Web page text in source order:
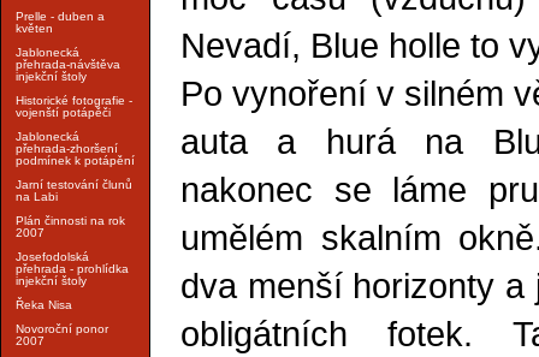
Prelle - duben a
květen
Jablonecká
přehrada-návštěva
injekční štoly
Historické fotografie -
vojenští potápěči
Jablonecká
přehrada-zhoršení
podmínek k potápění
Jarní testování člunů
na Labi
Plán činnosti na rok
2007
Josefodolská
přehrada - prohlídka
injekční štoly
Řeka Nisa
Novoroční ponor
2007
Nevadí, Blue holle to
Po vynoření v silném
auta a hurá na
nakonec se láme
umělém skalním
dva menší horizonty
obligátních fotek.